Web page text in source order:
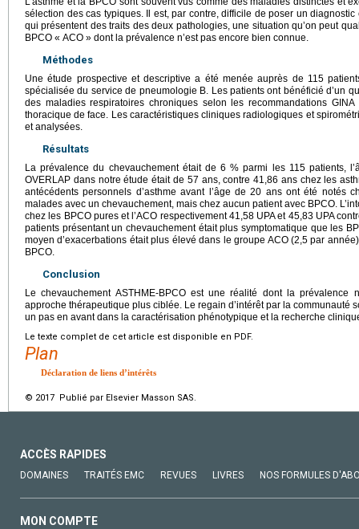
sélection des cas typiques. Il est, par contre, difficile de poser un
qui présentent des traits des deux pathologies, une situation qu’on peut
BPCO « ACO » dont la prévalence n’est pas encore bien connue.
Méthodes
Une étude prospective et descriptive a été menée auprès de 115
spécialisée du service de pneumologie B. Les patients ont bénéficié d’un
des maladies respiratoires chroniques selon les recommandations
thoracique de face. Les caractéristiques cliniques radiologiques et
et analysées.
Résultats
La prévalence du chevauchement était de 6 % parmi les 115 patients,
OVERLAP dans notre étude était de 57 ans, contre 41,86 ans chez les
antécédents personnels d’asthme avant l’âge de 20 ans ont été notés
malades avec un chevauchement, mais chez aucun patient avec BPCO.
chez les BPCO pures et l’ACO respectivement 41,58 UPA et 45,83 UPA
patients présentant un chevauchement était plus symptomatique que les
moyen d’exacerbations était plus élevé dans le groupe ACO (2,5 par
BPCO.
Conclusion
Le chevauchement ASTHME-BPCO est une réalité dont la prévalence
approche thérapeutique plus ciblée. Le regain d’intérêt par la communauté
un pas en avant dans la caractérisation phénotypique et la recherche
Le texte complet de cet article est disponible en PDF.
Plan
Déclaration de liens d’intérêts
© 2017 Publié par Elsevier Masson SAS.
ACCÈS RAPIDES
DOMAINES TRAITÉS EMC REVUES LIVRES NOS FORMULES
MON COMPTE